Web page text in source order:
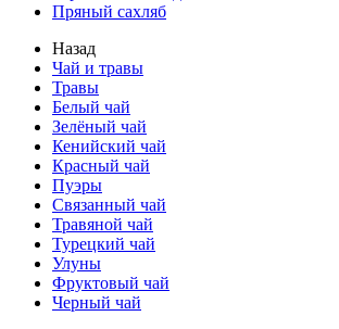
Пряный сахляб
Назад
Чай и травы
Травы
Белый чай
Зелёный чай
Кенийский чай
Красный чай
Пуэры
Связанный чай
Травяной чай
Турецкий чай
Улуны
Фруктовый чай
Черный чай